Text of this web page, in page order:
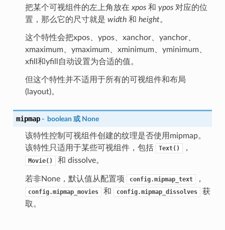
把某个可视组件的左上角放在 xpos和 ypos对应的位
置，那么它的尺寸就是 width和 height。
这个特性会把xpos、ypos、xanchor、yanchor、
xmaximum、ymaximum、xminimum、yminimum、
xfill和yfill自动设置为合适的值。
但这个特性并不适用于所有的可视组件和布局
(layout)。
mipmap - boolean 或 None
该特性控制可视组件创建的纹理是否使用mipmap。
该特性只适用于某些可视组件，包括
Text() ，
Movie() 和 dissolve。
若非None，默认值从配置项 config.mipmap_text ，
config.mipmap_movies 和 config.mipmap_dissolves
获
取。